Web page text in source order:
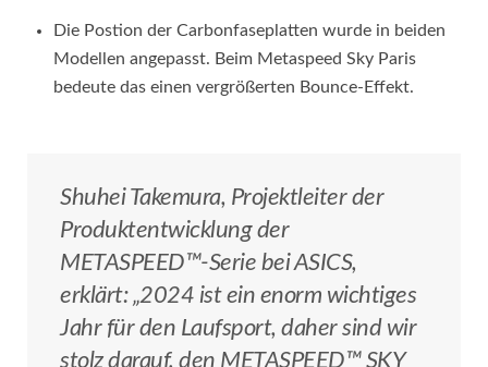
Die Postion der Carbonfaseplatten wurde in beiden
Modellen angepasst. Beim Metaspeed Sky Paris
bedeute das einen vergrößerten Bounce-Effekt.
Shuhei Takemura, Projektleiter der
Produktentwicklung der
METASPEED™-Serie bei ASICS,
erklärt:„2024 ist ein enorm wichtiges
Jahr für den Laufsport, daher sind wir
stolz darauf, den METASPEED™ SKY